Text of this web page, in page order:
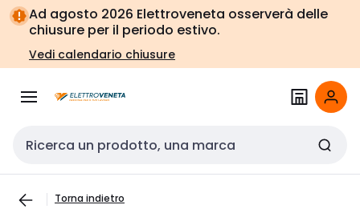
Vai alla
navigazione
Vai
alla
pagina
Ad agosto 2026 Elettroveneta osserverà delle
chiusure per il periodo estivo.
Vedi calendario chiusure
Cerca input
Torna indietro